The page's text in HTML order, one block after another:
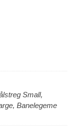
Small,
Banelegeme